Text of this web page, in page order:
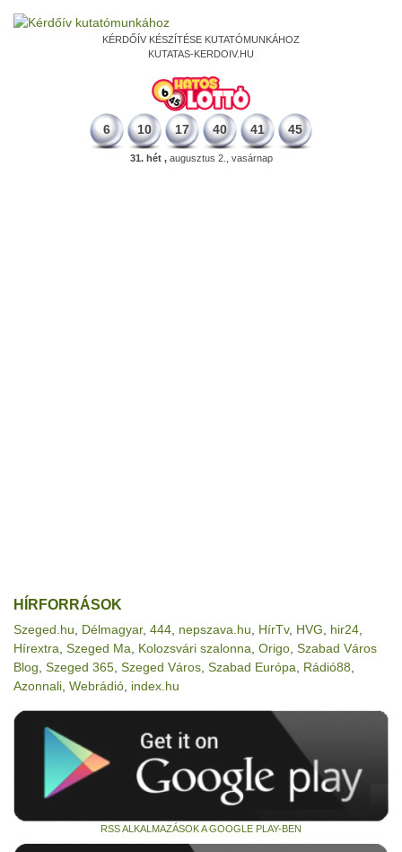
KÉRDŐÍV KÉSZÍTÉSE KUTATÓMUNKÁHOZ
KUTATAS-KERDOIV.HU
6 10 17 40 41 45
31. hét ,augusztus 2., vasárnap
HÍRFORRÁSOK
Szeged.hu Délmagyar, 444 nepszava.hu HírTv, HVG hir24
Hírextra Szeged Ma Kolozsvári szalonna Origo Szabad Város
Blog Szeged 365 Szeged Város Szabad Európa Rádió88
Azonnali Webrádió index.hu
RSS ALKALMAZÁSOK A GOOGLE PLAY-BEN